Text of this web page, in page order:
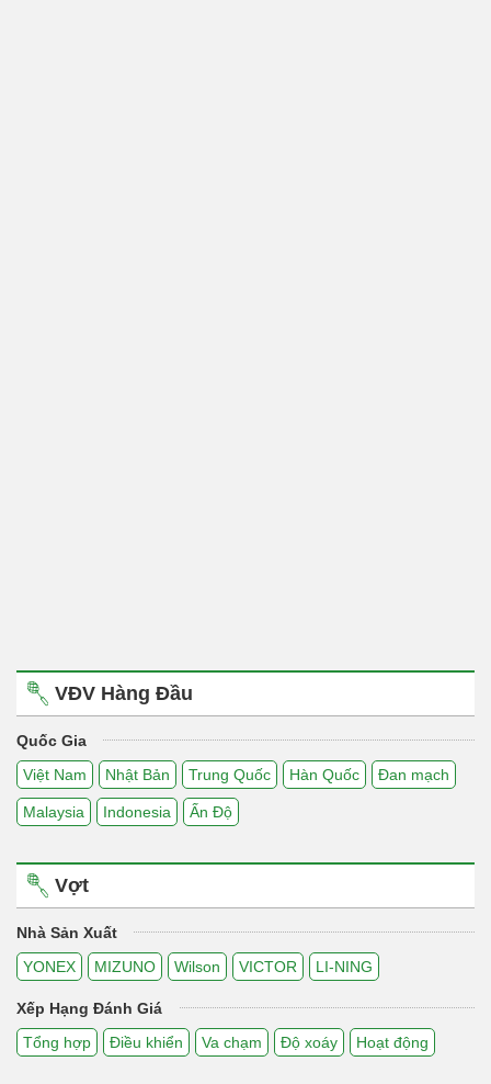
VĐV Hàng Đầu
Quốc Gia
Việt Nam
Nhật Bản Trung Quốc Hàn Quốc Đan mạch
Malaysia Indonesia Ấn Độ
Vợt
Nhà Sản Xuất
YONEX
MIZUNO Wilson VICTOR LI-NING
Xếp Hạng Đánh Giá
Tổng hợp
Điều khiển Va chạm Độ xoáy Hoạt động